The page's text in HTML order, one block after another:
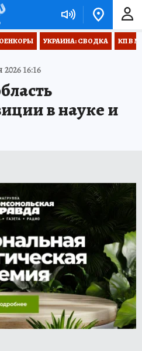
УКРАИНА: СВОДКА КП В
16:16
в науке и